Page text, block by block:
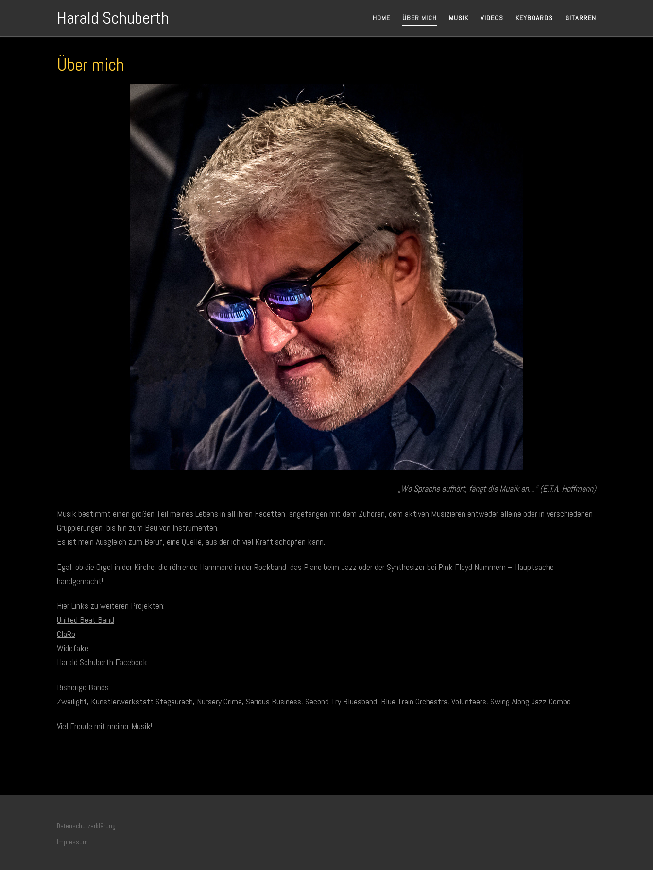
Harald Schuberth HOME ÜBER MICH MUSIK VIDEOS KEYBOARDS GITARREN
Über mich
„Wo Sprache aufhört, fängt die Musik an…“ (E.T.A. Hoffmann)
Musik bestimmt einen großen Teil meines Lebens in all ihren Facetten, angefangen mit dem Zuhören, dem aktiven Musizieren entweder alleine oder in verschiedenen
Gruppierungen, bis hin zum Bau von Instrumenten.
Es ist mein Ausgleich zum Beruf, eine Quelle, aus der ich viel Kraft schöpfen kann.
Egal, ob die Orgel in der Kirche, die röhrende Hammond in der Rockband, das Piano beim Jazz oder der Synthesizer bei Pink Floyd Nummern – Hauptsache
handgemacht!
Hier Links zu weiteren Projekten:
United Beat Band
ClaRo
Widefake
Harald Schuberth Facebook
Bisherige Bands:
Zweilight, Künstlerwerkstatt Stegaurach, Nursery Crime, Serious Business, Second Try Bluesband, Blue Train Orchestra, Volunteers, Swing Along Jazz Combo
Viel Freude mit meiner Musik!
Datenschutzerklärung
Impressum